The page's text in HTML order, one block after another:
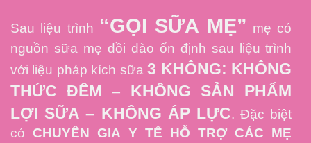
Sau liệu trình “GỌI SỮA MẸ” mẹ có
nguồn sữa mẹ dồi dào ổn định sau liệu trình
với liệu pháp kích sữa3 KHÔNG: KHÔNG
THỨC ĐÊM – KHÔNG SẢN PHẨM
LỢI SỮA – KHÔNG ÁP LỰC. Đặc biệt
cóCHUYÊN GIA Y TẾ HỖ TRỢ CÁC MẸ